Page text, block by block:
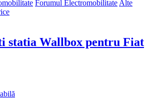
Forumul ElectromobilitateAlte
statia Wallbox pentru Fiat